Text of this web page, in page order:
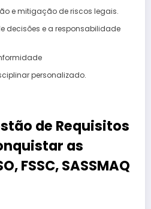
e mitigação de riscos legais.
decisões e a responsabilidade
personalizado.
de Requisitos
as
FSSC, SASSMAQ